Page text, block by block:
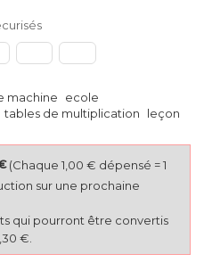
machine
ecole
tables de multiplication
leçon
(Chaque 1,00 € dépensé = 1
sur une prochaine
qui pourront être convertis
€.